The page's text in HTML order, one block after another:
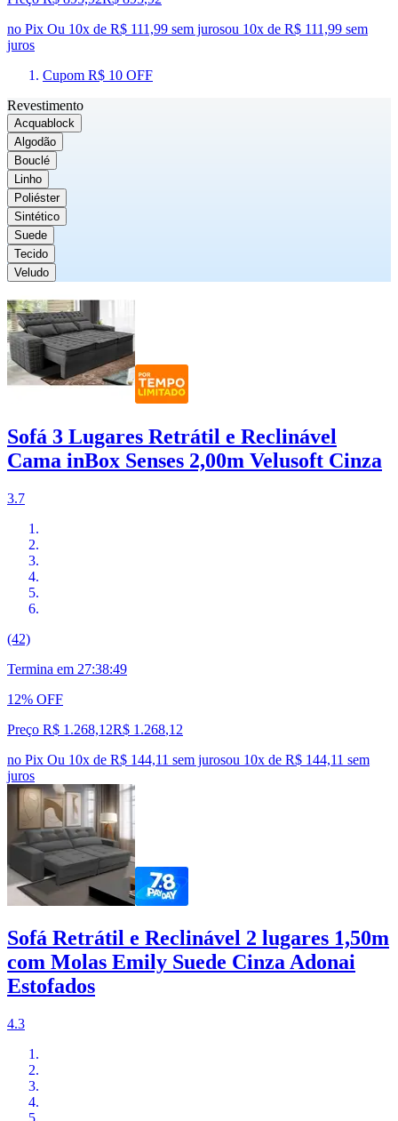
no Pix Ou 10x de R$ 111,99 sem jurosou 10x de R$ 111,99 sem
juros
Cupom R$ 10 OFF
Revestimento
Acquablock
Algodão
Bouclé
Linho
Poliéster
Sintético
Suede
Tecido
Veludo
Sofá 3 Lugares Retrátil e Reclinável
Cama inBox Senses 2,00m Velusoft Cinza
3.7
(42)
Termina em 27:38:48
12% OFF
Preço R$ 1.268,12R$ 1.268,12
no Pix Ou 10x de R$ 144,11 sem jurosou 10x de R$ 144,11 sem
juros
Sofá Retrátil e Reclinável 2 lugares 1,50m
com Molas Emily Suede Cinza Adonai
Estofados
4.3